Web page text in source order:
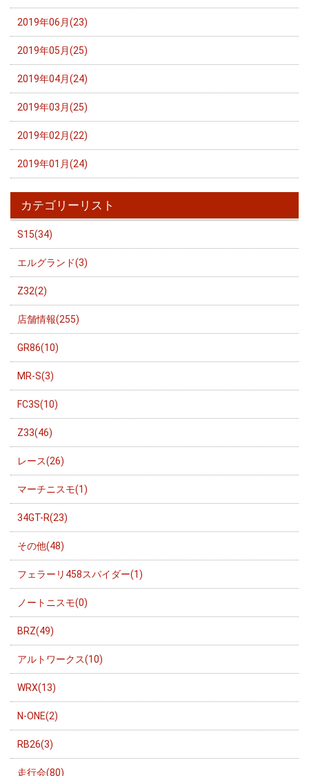
2019年06月(23)
2019年05月(25)
2019年04月(24)
2019年03月(25)
2019年02月(22)
2019年01月(24)
カテゴリーリスト
S15(34)
エルグランド(3)
Z32(2)
店舗情報(255)
GR86(10)
MR-S(3)
FC3S(10)
Z33(46)
レース(26)
マーチニスモ(1)
34GT-R(23)
その他(48)
フェラーリ458スパイダー(1)
ノートニスモ(0)
BRZ(49)
アルトワークス(10)
WRX(13)
N-ONE(2)
RB26(3)
走行会(80)